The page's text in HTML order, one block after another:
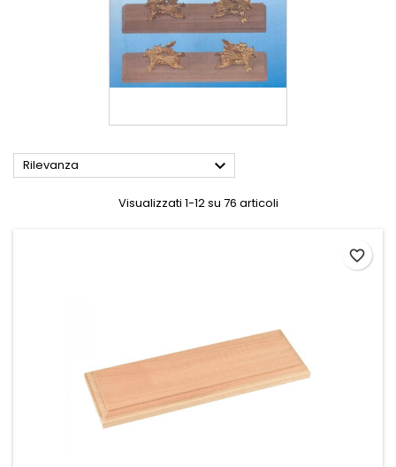
Rilevanza 
Visualizzati 1-12 su 76 articoli
favorite_border